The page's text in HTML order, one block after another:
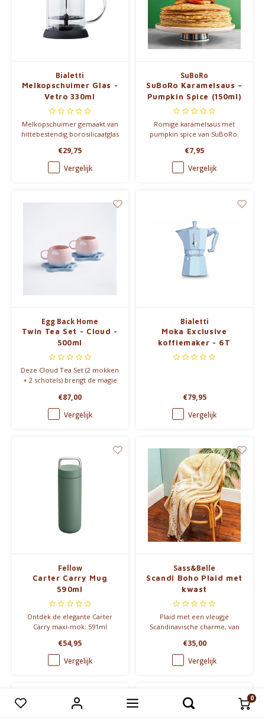
0
Bialetti
Melkopschuimer Glas -
Vetro 330ml
Melkopschuimer gemaakt van
hittebestendig borosilicaatglas
microgolfoven mag.
€29,75
Vergelijk
SuBoRo
SuBoRo Karamelsaus –
Pumpkin Spice (150ml)
Romige karamelsaus met
pumpkin spice van SuBoRo.
boter en suiker. Zonder
rommel. Perfect voor
desserts, koffie of
€7,95
Vergelijk
Egg Back Home
Twin Tea Set - Cloud -
500ml
Deze Cloud Tea Set (2 mokken
+ 2 schotels) brengt de magie
koffiemoment. Handgemaakt
steengoed,
vaatwasserbestendig en
€87,00
Vergelijk
Bialetti
Moka Exclusive
koffiemaker - 6T
€79,95
Vergelijk
Fellow
Carter Carry Mug
590ml
Ontdek de elegante Carter
Carry maxi-mok: 591ml
& stijlvol metalen handvat.
€54,95
Vergelijk
Sass&Belle
Scandi Boho Plaid met
kwast
Plaid met een vleugje
Scandinavische charme, van
groot.
€35,00
Vergelijk
Vergelijk producten 0